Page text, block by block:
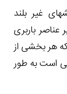
غیر بلند
عناصر باربری
هر بخشی از
است به طور